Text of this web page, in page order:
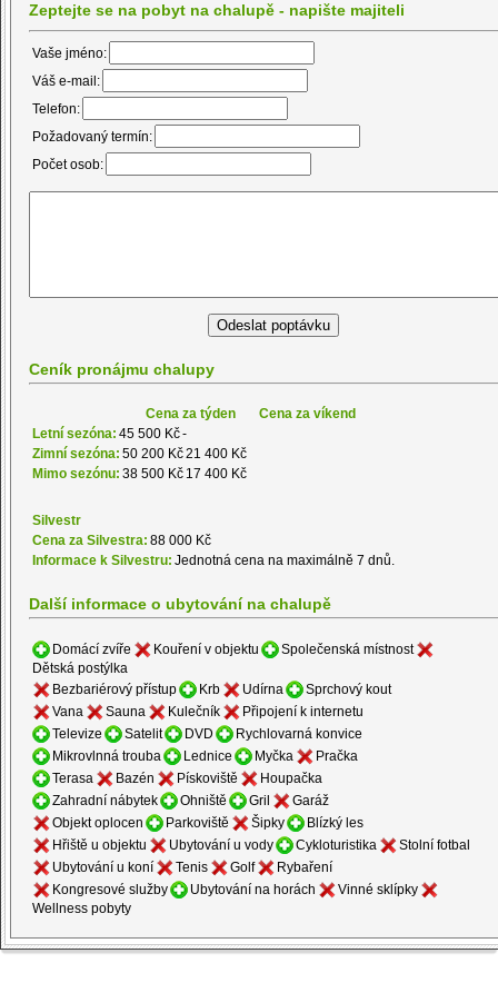
Zeptejte se na pobyt na chalupě - napište majiteli
Vaše jméno:
Váš e-mail:
Telefon:
Požadovaný termín:
Počet osob:
Ceník pronájmu chalupy
Cena za týden
Cena za víkend
Letní sezóna: 45 500 Kč-
Zimní sezóna: 50 200 Kč21 400 Kč
Mimo sezónu: 38 500 Kč 17 400 Kč
Silvestr
Cena za Silvestra: 88 000 Kč
Informace k Silvestru: Jednotná cena na maximálně 7 dnů.
Další informace o ubytování na chalupě
Domácí zvíře Kouření v objektu
Společenská místnost
Dětská postýlka
Bezbariérový přístup
Krb Udírna
Sprchový kout
Vana
Sauna Kulečník
Připojení k internetu
Televize
Satelit DVD
Rychlovarná konvice
Mikrovlnná trouba
Lednice Myčka
Pračka
Terasa
Bazén Pískoviště
Houpačka
Zahradní nábytek
Ohniště Gril
Garáž
Objekt oplocen
Parkoviště Šipky
Blízký les
Hřiště u objektu
Ubytování u vody Cykloturistika
Stolní fotbal
Ubytování u koní
Tenis Golf
Rybaření
Kongresové služby
Ubytování na horách
Vinné sklípky
Wellness pobyty